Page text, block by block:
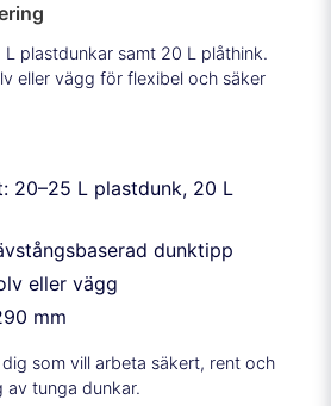
plastdunkar samt 20 L plåthink.
eller vägg för flexibel och säker
20–25 L plastdunk, 20 L
dunktipp
eller vägg
mm
som vill arbeta säkert, rent och
tunga dunkar.